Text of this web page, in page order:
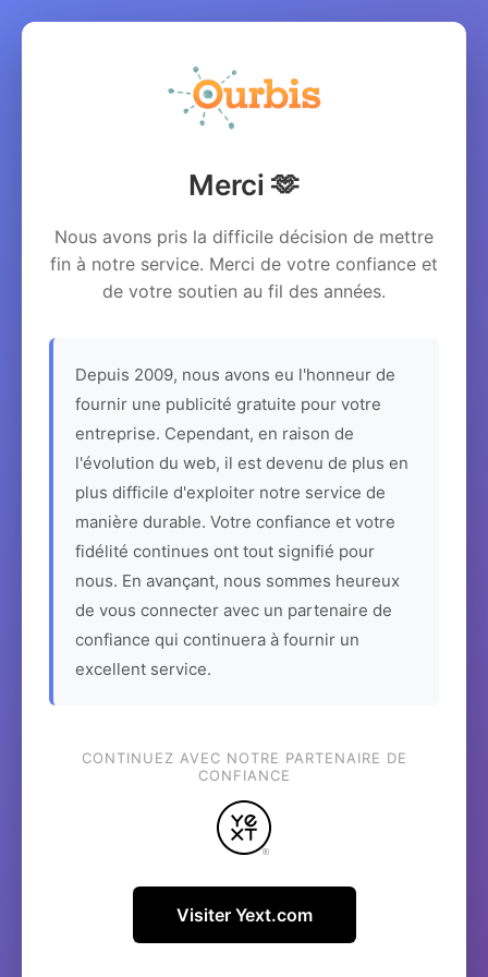
Merci 🫶
Nous avons pris la difficile décision de mettre
fin à notre service. Merci de votre confiance et
de votre soutien au fil des années.
Depuis 2009, nous avons eu l'honneur de
fournir une publicité gratuite pour votre
entreprise. Cependant, en raison de
l'évolution du web, il est devenu de plus en
plus difficile d'exploiter notre service de
manière durable. Votre confiance et votre
fidélité continues ont tout signifié pour
nous. En avançant, nous sommes heureux
de vous connecter avec un partenaire de
confiance qui continuera à fournir un
excellent service.
CONTINUEZ AVEC NOTRE PARTENAIRE DE
CONFIANCE
Visiter Yext.com